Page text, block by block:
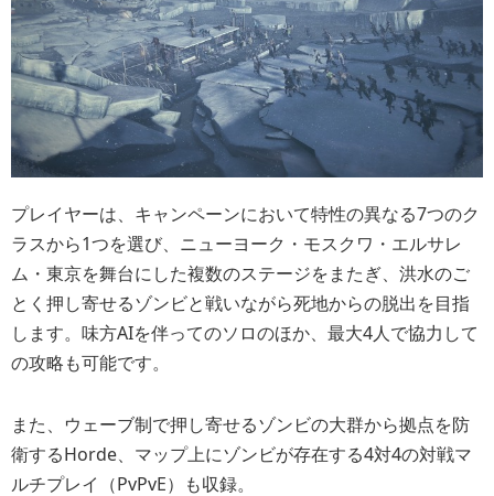
プレイヤーは、キャンペーンにおいて特性の異なる7つのク
ラスから1つを選び、ニューヨーク・モスクワ・エルサレ
ム・東京を舞台にした複数のステージをまたぎ、洪水のご
とく押し寄せるゾンビと戦いながら死地からの脱出を目指
します。味方AIを伴ってのソロのほか、最大4人で協力して
の攻略も可能です。
また、ウェーブ制で押し寄せるゾンビの大群から拠点を防
衛するHorde、マップ上にゾンビが存在する4対4の対戦マ
ルチプレイ（PvPvE）も収録。